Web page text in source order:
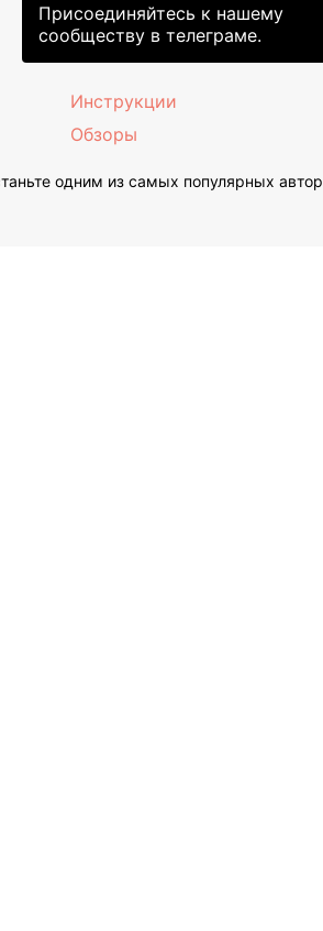
Присоединяйтесь к нашему
сообществу в телеграме.
Инструкции
Обзоры
одним из самых популярных